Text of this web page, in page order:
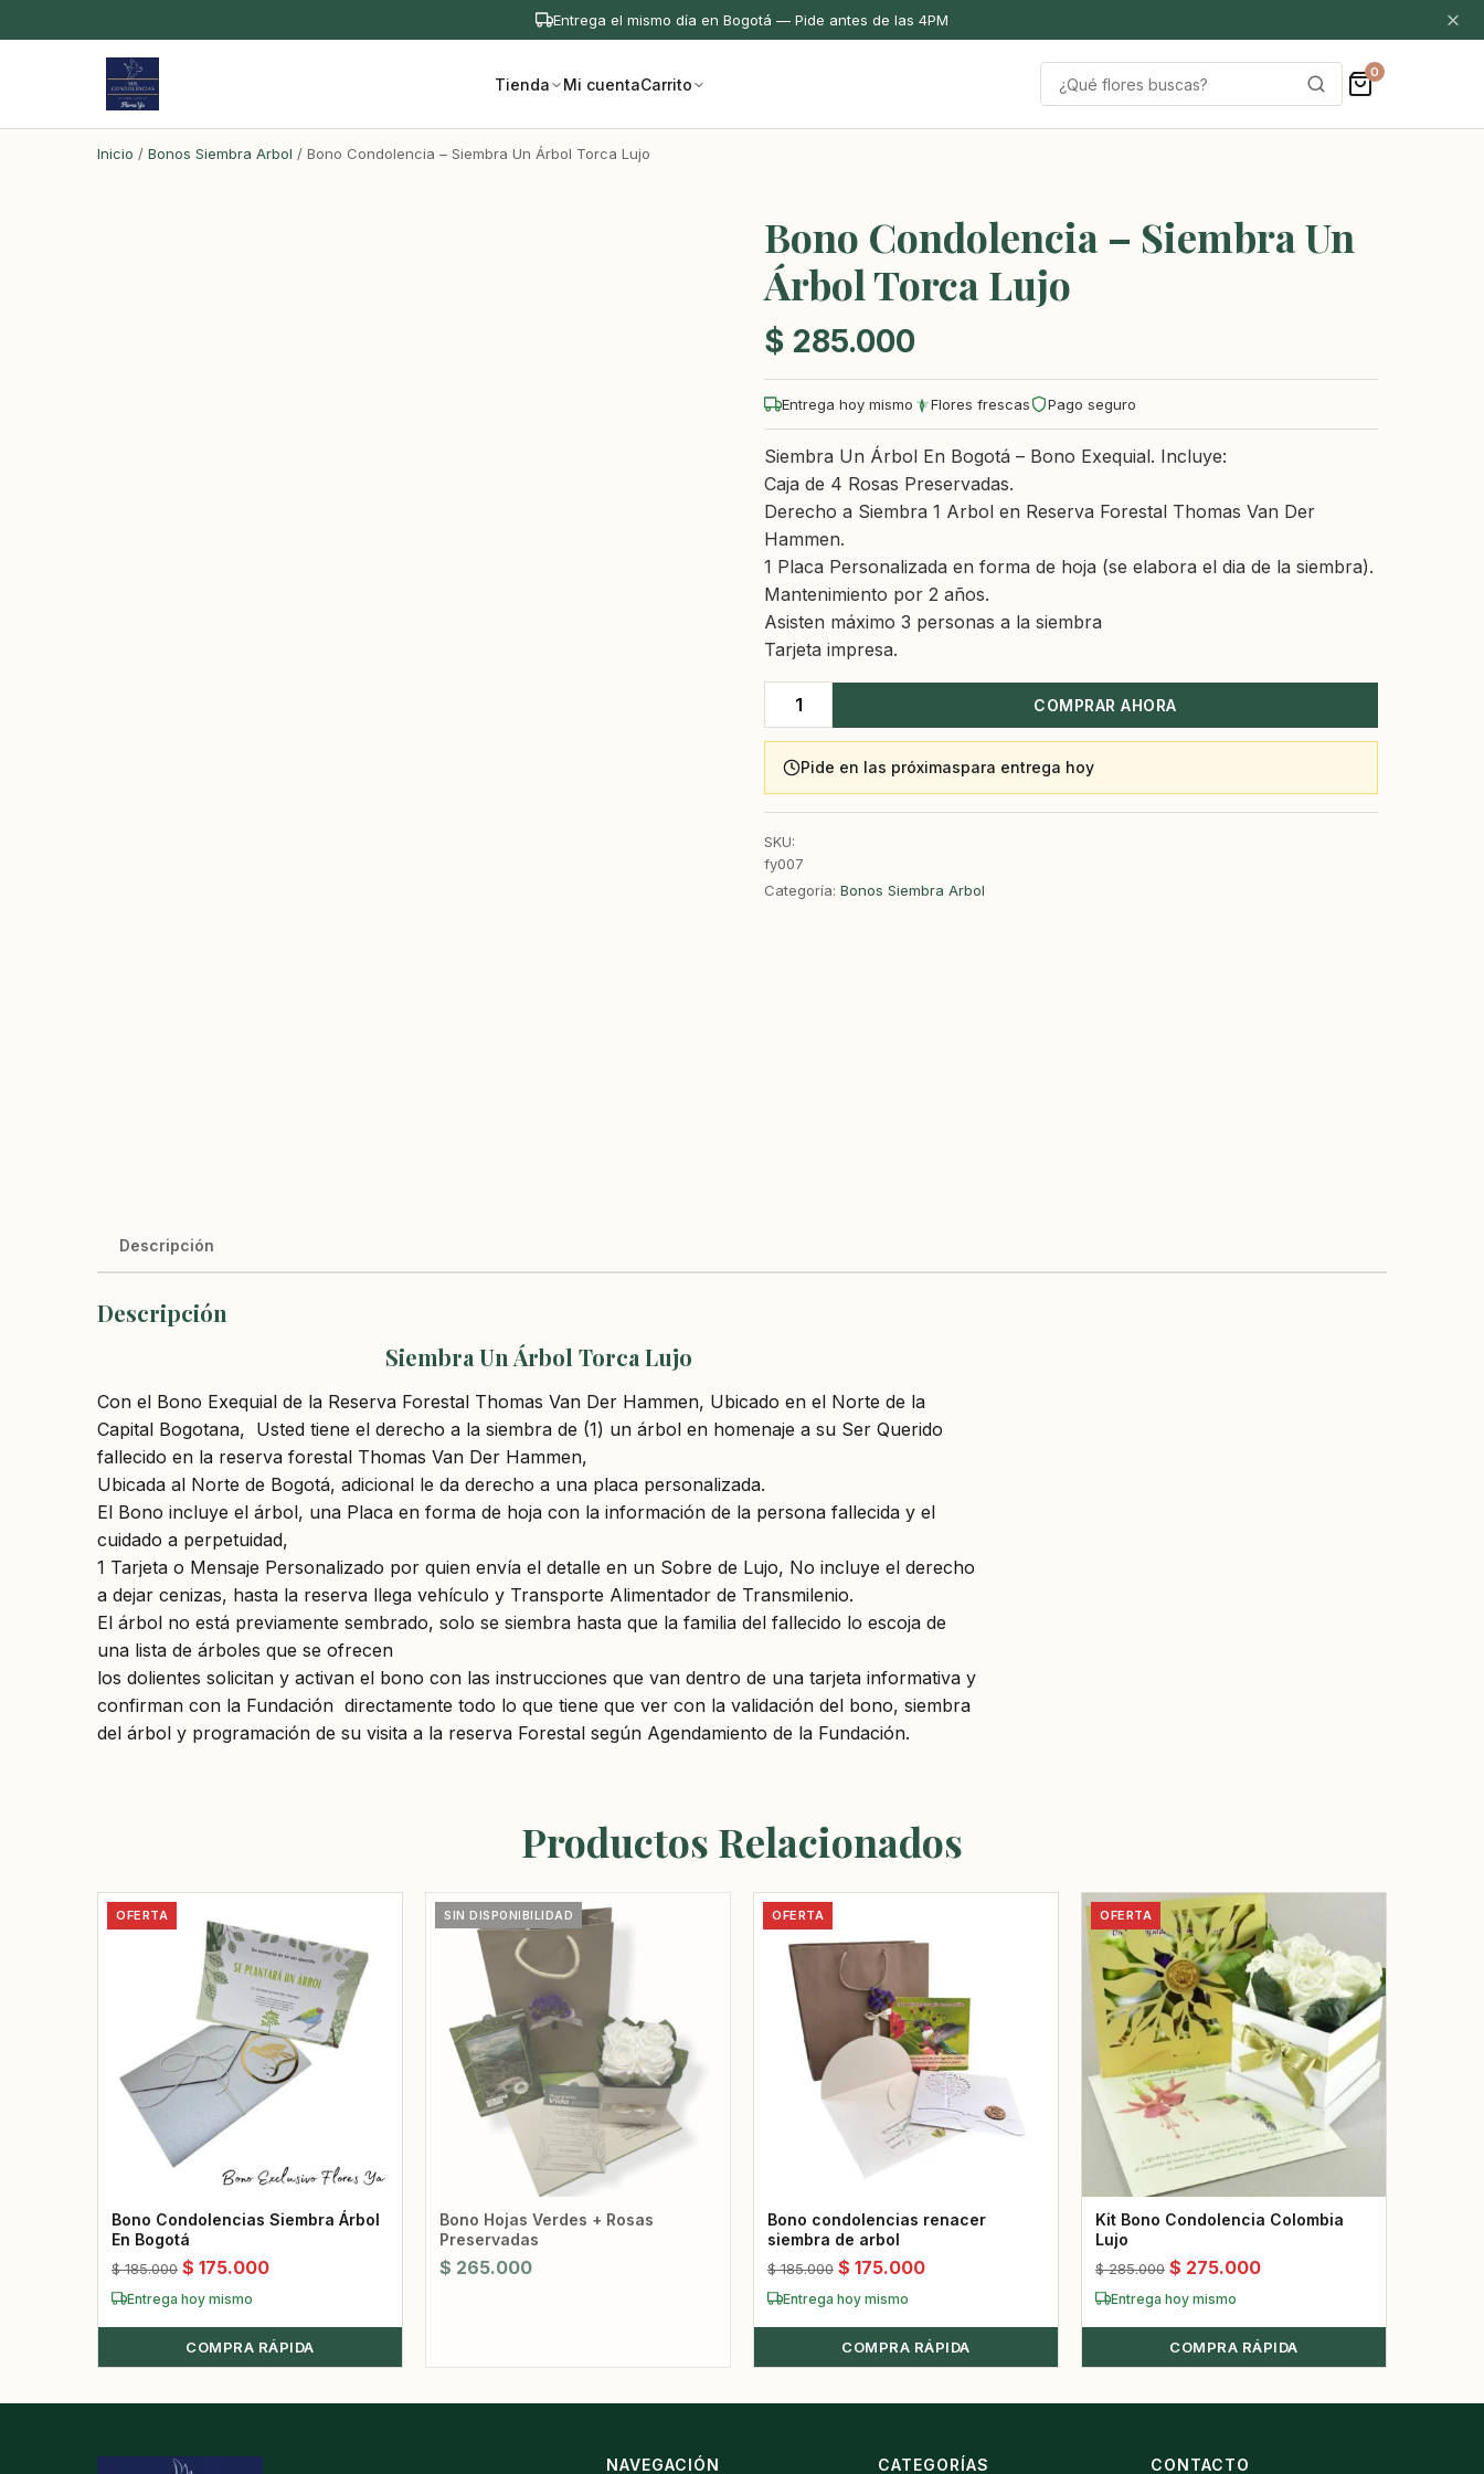
Entrega el mismo día en Bogotá — Pide antes de las 4PM
Tienda Mi cuentaCarrito
Buscar
por:
0
Inicio / Bonos Siembra Arbol / Bono Condolencia – Siembra Un Árbol Torca Lujo
Bono Condolencia – Siembra Un
Árbol Torca Lujo
$ 285.000
Entrega hoy mismo Flores frescas Pago seguro
Siembra Un Árbol En Bogotá – Bono Exequial. Incluye:
Caja de 4 Rosas Preservadas.
Derecho a Siembra 1 Arbol en Reserva Forestal Thomas Van Der
Hammen.
1 Placa Personalizada en forma de hoja (se elabora el dia de la siembra).
Mantenimiento por 2 años.
Asisten máximo 3 personas a la siembra
Tarjeta impresa.
Bono
Condolencia
Siembra
Árbol
Torca
COMPRAR AHORA
Pide en las próximaspara entrega hoy
SKU:
fy007
Categoría: Bonos Siembra Arbol
Descripción
Descripción
Siembra Un Árbol Torca Lujo
Con el Bono Exequial de la Reserva Forestal Thomas Van Der Hammen, Ubicado en el Norte de la
Capital Bogotana, Usted tiene el derecho a la siembra de (1) un árbol en homenaje a su Ser Querido
fallecido en la reserva forestal Thomas Van Der Hammen,
Ubicada al Norte de Bogotá, adicional le da derecho a una placa personalizada.
El Bono incluye el árbol, una Placa en forma de hoja con la información de la persona fallecida y el
cuidado a perpetuidad,
1 Tarjeta o Mensaje Personalizado por quien envía el detalle en un Sobre de Lujo, No incluye el derecho
a dejar cenizas, hasta la reserva llega vehículo y Transporte Alimentador de Transmilenio.
El árbol no está previamente sembrado, solo se siembra hasta que la familia del fallecido lo escoja de
una lista de árboles que se ofrecen
los dolientes solicitan y activan el bono con las instrucciones que van dentro de una tarjeta informativa y
confirman con la Fundación directamente todo lo que tiene que ver con la validación del bono, siembra
del árbol y programación de su visita a la reserva Forestal según Agendamiento de la Fundación.
Productos Relacionados
OFERTA
Bono Condolencias Siembra Árbol
En Bogotá
$185.000 El
precio
original
era:
$ 175.000El
actual
es:
Entrega hoy mismo
COMPRA RÁPIDA
SIN DISPONIBILIDAD
Bono Hojas Verdes + Rosas
Preservadas
$ 265.000
OFERTA
Bono condolencias renacer
siembra de arbol
$185.000 El
precio
original
era:
$ 175.000El
actual
es:
Entrega hoy mismo
COMPRA RÁPIDA
OFERTA
Kit Bono Condolencia Colombia
Lujo
$285.000 El
precio
original
era:
$ 275.000El
actual
es:
Entrega hoy mismo
COMPRA RÁPIDA
NAVEGACIÓN CATEGORÍAS CONTACTO